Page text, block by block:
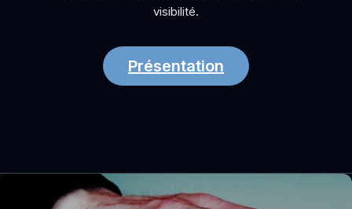
visibilité.
Présentation